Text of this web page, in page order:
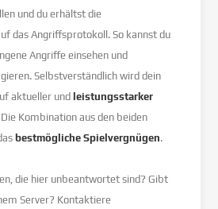
und du erhältst die
das Angriffsprotokoll. So kannst du
Angriffe einsehen und
Selbstverständlich wird dein
aktueller und leistungsstarker
Kombination aus den beiden
bestmögliche Spielvergnügen.
die hier unbeantwortet sind? Gibt
Server? Kontaktiere